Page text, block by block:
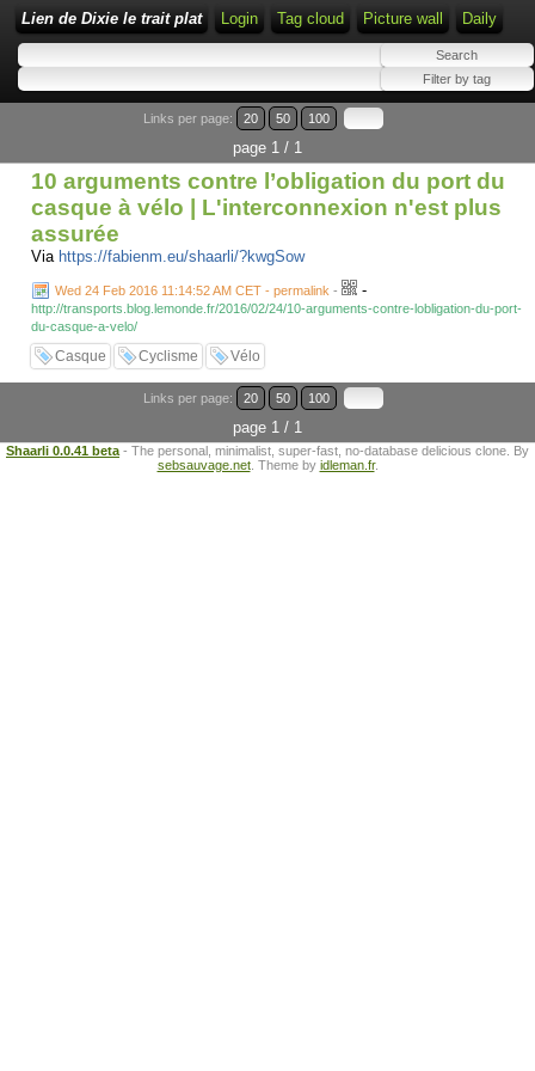
Lien de Dixie le trait plat Login Tag cloud Picture wall Daily
Links per page: 20 50 100
page 1 / 1
10 arguments contre l’obligation du port du
casque à vélo | L'interconnexion n'est plus
assurée
Via https://fabienm.eu/shaarli/?kwgSow
Wed 24 Feb 2016 11:14:52 AM CET - permalink - -
http://transports.blog.lemonde.fr/2016/02/24/10-arguments-contre-lobligation-du-port-
du-casque-a-velo/
Casque Cyclisme Vélo
Links per page: 20 50 100
page 1 / 1
Shaarli 0.0.41 beta - The personal, minimalist, super-fast, no-database delicious clone. By
sebsauvage.net. Theme by idleman.fr.